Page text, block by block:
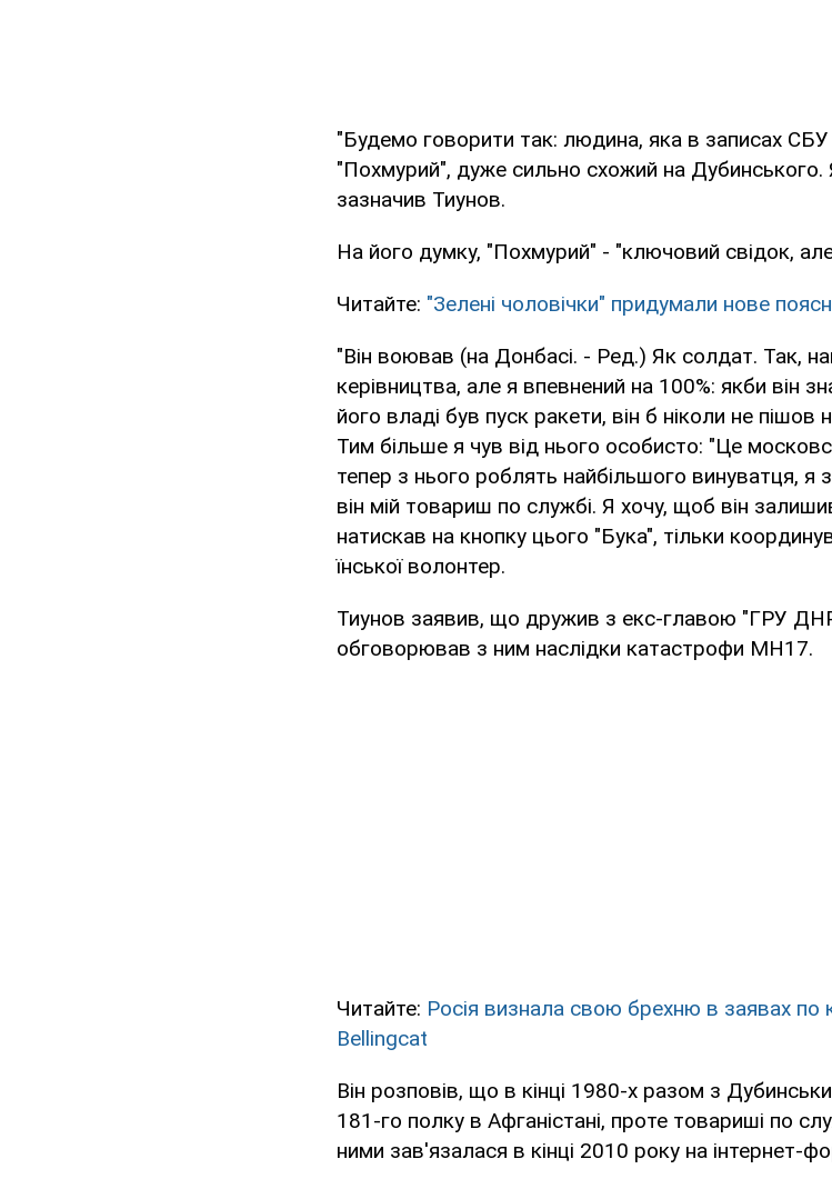
"Будемо говорити так: людина, яка в записах СБУ
"Похмурий", дуже сильно схожий на
зазначив Тиунов.
На його думку, "Похмурий" - "ключовий свідок,
Читайте: "Зелені чоловічки" придумали нове
"Він воював (на Донбасі. - Ред.) Як солдат. Так,
керівництва, але я впевнений на 100%: якби він
його владі був пуск ракети, він б ніколи не
Тим більше я чув від нього особисто: "Це
тепер з нього роблять найбільшого винуватця, я
він мій товариш по службі. Я хочу, щоб він
натискав на кнопку цього "Бука", тільки
їнської волонтер.
Тиунов заявив, що дружив з екс-главою "ГРУ
обговорював з ним наслідки катастрофи MH17.
Читайте: Росія визнала свою брехню в заявах по
Bellingcat
Він розповів, що в кінці 1980-х разом з
181-го полку в Афганістані, проте товариші по
ними зав'язалася в кінці 2010 року на інтернет-